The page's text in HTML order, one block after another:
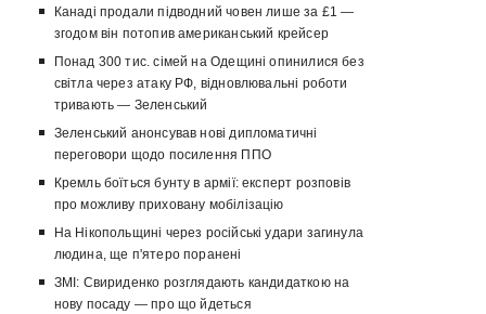
Канаді продали підводний човен лише за £1 —
згодом він потопив американський крейсер
Понад 300 тис. сімей на Одещині опинилися без
світла через атаку РФ, відновлювальні роботи
тривають — Зеленський
Зеленський анонсував нові дипломатичні
переговори щодо посилення ППО
Кремль боїться бунту в армії: експерт розповів
про можливу приховану мобілізацію
На Нікопольщині через російські удари загинула
людина, ще п'ятеро поранені
ЗМІ: Свириденко розглядають кандидаткою на
нову посаду — про що йдеться